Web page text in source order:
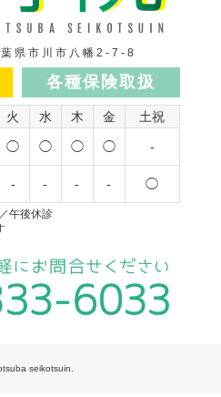
県市川市八幡2-7-8
各種保険取扱
火 水 木 金
土祝
◯ ◯ ◯ ◯ -
- - - - ◯
午後休診
seikotsuin.